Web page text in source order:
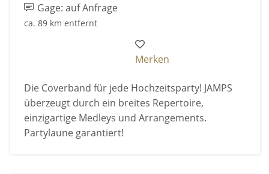
Gage: auf Anfrage
ca. 89 km entfernt
Merken
Die Coverband für jede Hochzeitsparty! JAMPS
überzeugt durch ein breites Repertoire,
einzigartige Medleys und Arrangements.
Partylaune garantiert!